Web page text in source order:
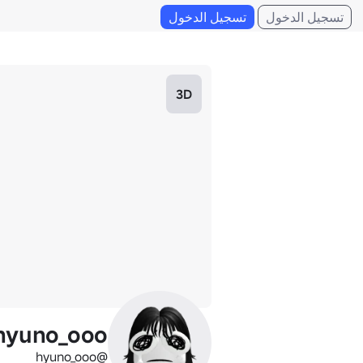
تسجيل الدخول تسجيل الدخول
3D
@hyuno_ooo